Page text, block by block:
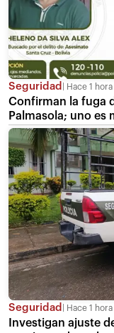
Seguridad Hace 1 hora
Confirman la fuga
Palmasola; uno es
Seguridad Hace 1 hora
Investigan ajuste